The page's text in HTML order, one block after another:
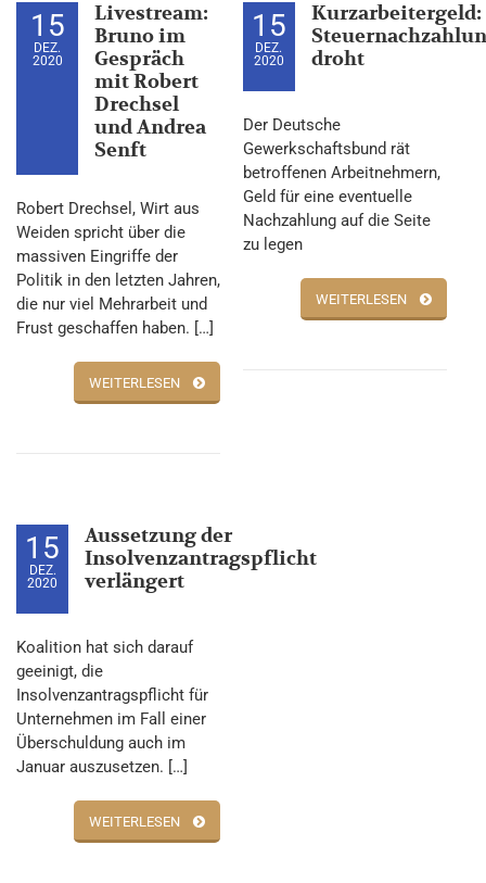
15
DEZ.
2020
Livestream:
Bruno im
Gespräch
mit Robert
Drechsel
und Andrea
Senft
Robert Drechsel, Wirt aus
Weiden spricht über die
massiven Eingriffe der
Politik in den letzten Jahren,
die nur viel Mehrarbeit und
Frust geschaffen haben. […]
WEITERLESEN
15
DEZ.
2020
Kurzarbeitergeld:
droht
Der Deutsche
Gewerkschaftsbund rät
betroffenen Arbeitnehmern,
Geld für eine eventuelle
Nachzahlung auf die Seite
zu legen
WEITERLESEN
15
DEZ.
2020
Aussetzung der
Insolvenzantragspflicht
verlängert
Koalition hat sich darauf
geeinigt, die
Insolvenzantragspflicht für
Unternehmen im Fall einer
Überschuldung auch im
Januar auszusetzen. […]
WEITERLESEN